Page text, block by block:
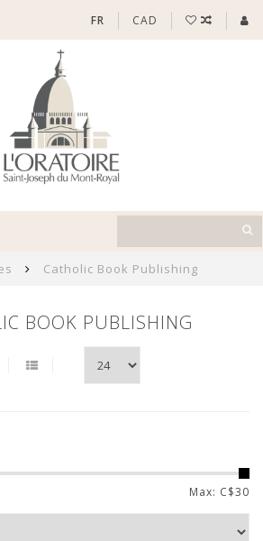
FR CAD
Catholic Book Publishing
BOOK PUBLISHING
Max: C$30